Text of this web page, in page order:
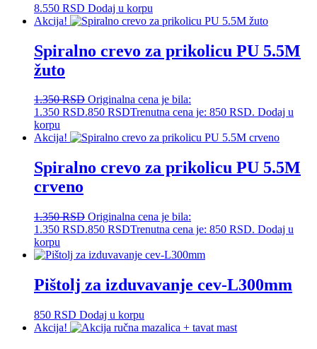
8.550 RSD Dodaj u korpu
Akcija!
Spiralno crevo za prikolicu PU 5.5M
žuto
1.350RSD Originalna cena je bila:
1.350 RSD.850 RSDTrenutna cena je: 850 RSD. Dodaj u
korpu
Akcija!
Spiralno crevo za prikolicu PU 5.5M
crveno
1.350RSD Originalna cena je bila:
1.350 RSD.850 RSDTrenutna cena je: 850 RSD. Dodaj u
korpu
Pištolj za izduvavanje cev-L300mm
850 RSD Dodaj u korpu
Akcija!